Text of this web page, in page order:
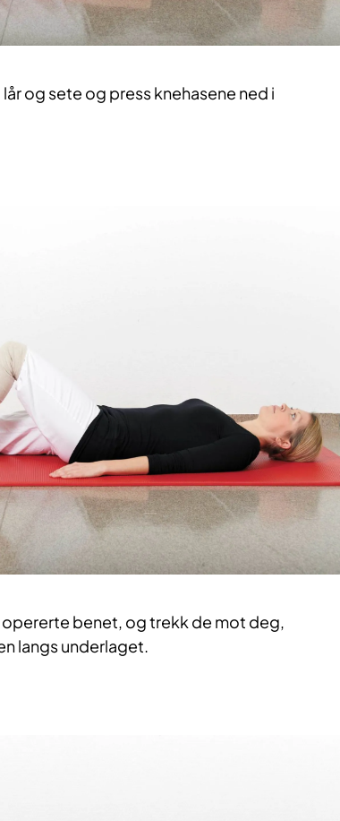
og sete og press knehasene ned i
benet, og trekk de mot deg,
langs underlaget.